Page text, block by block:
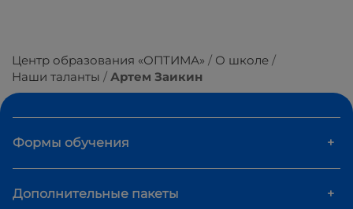
Центр образования «ОПТИМА»
О школе
Наши таланты
Артем Заикин
Формы обучения +
Дополнительные пакеты +